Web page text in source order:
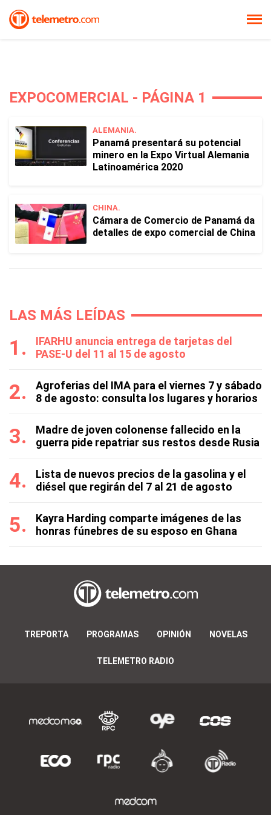
EXPOCOMERCIAL - PÁGINA 1
ALEMANIA.
Panamá presentará su potencial
minero en la Expo Virtual Alemania
Latinoamérica 2020
CHINA.
Cámara de Comercio de Panamá da
detalles de expo comercial de China
LAS MÁS LEÍDAS
IFARHU anuncia entrega de tarjetas del
PASE-U del 11 al 15 de agosto
Agroferias del IMA para el viernes 7 y sábado
8 de agosto: consulta los lugares y horarios
Madre de joven colonense fallecido en la
guerra pide repatriar sus restos desde Rusia
Lista de nuevos precios de la gasolina y el
diésel que regirán del 7 al 21 de agosto
Kayra Harding comparte imágenes de las
honras fúnebres de su esposo en Ghana
TREPORTA PROGRAMAS OPINIÓN NOVELAS
TELEMETRO RADIO